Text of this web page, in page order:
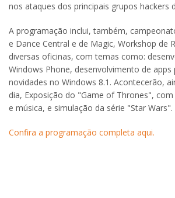
nos ataques dos principais grupos hackers
A programação inclui, também,
e Dance Central e de Magic, Workshop de
diversas oficinas, com temas como:
Windows Phone, desenvolvimento de apps
novidades no Windows 8.1. Acontecerão,
dia, Exposição do "Game of Thrones",
e música, e simulação da série "Star Wars".
Confira a programação completa aqui.